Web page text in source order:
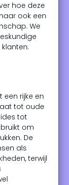
hoe deze
ook een
We
een rijke en
tot oude
tot
om
De
als
terwijl